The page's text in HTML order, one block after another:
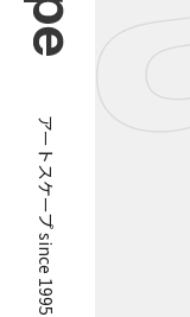
アートスケープ since 1995